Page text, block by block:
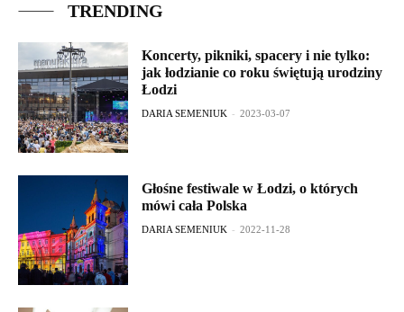
TRENDING
Koncerty, pikniki, spacery i nie tylko:
jak łodzianie co roku świętują urodziny
Łodzi
DARIA SEMENIUK - 2023-03-07
Głośne festiwale w Łodzi, o których
mówi cała Polska
DARIA SEMENIUK - 2022-11-28